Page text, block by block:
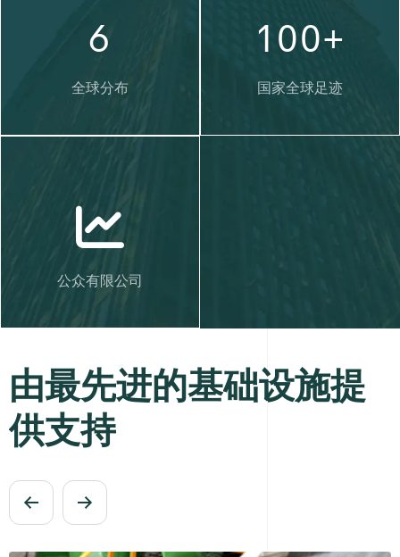
9
4
5
6
6
7
8
全球分布
1
2
3
7
8
9
0
1
2
6
7
8
0
1
2
6
7
8
+
国家全球足迹
公众有限公司
由最先进的基础设施提
供支持